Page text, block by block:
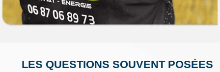
LES QUESTIONS SOUVENT POSÉES